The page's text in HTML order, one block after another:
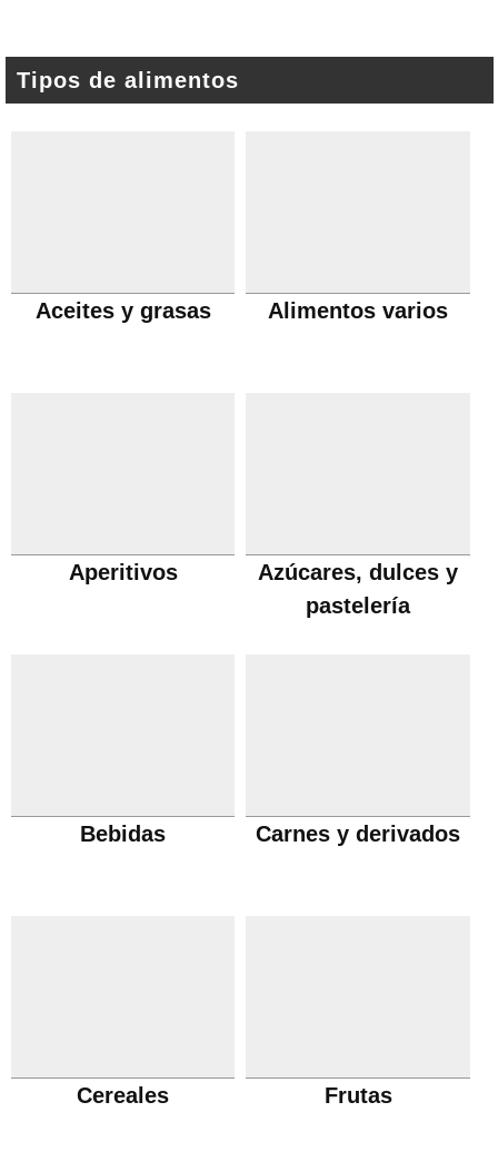
Tipos de alimentos
Aceites y grasas Alimentos varios
Aperitivos
Azúcares, dulces y
pastelería
Bebidas Carnes y derivados
Cereales Frutas